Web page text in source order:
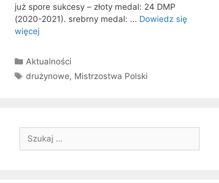
już spore sukcesy – złoty medal: 24 DMP
(2020-2021). srebrny medal: … Dowiedz się
więcej
Kategorie
Aktualności
Tagi
drużynowe, Mistrzostwa Polski